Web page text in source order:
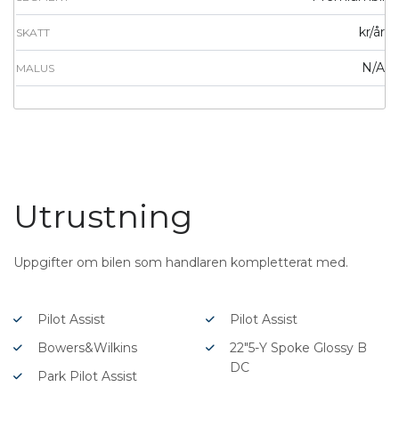
SKATT kr/år
MALUS N/A
Utrustning
Uppgifter om bilen som handlaren kompletterat med.
Pilot Assist
Bowers&Wilkins
Park Pilot Assist
Pilot Assist
22″5-Y Spoke Glossy B
DC